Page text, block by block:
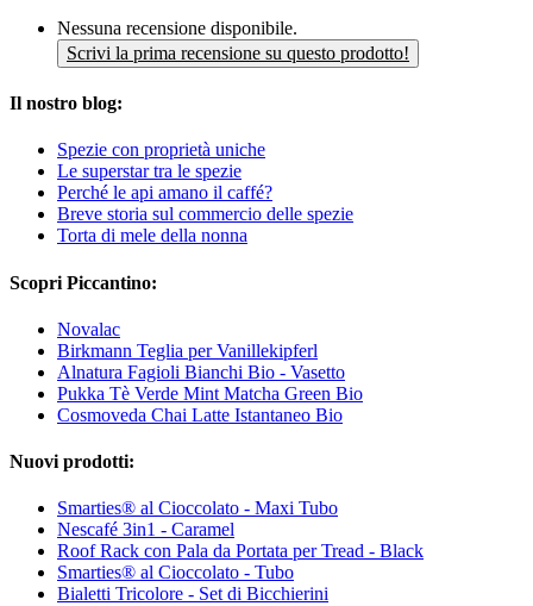
Nessuna recensione disponibile.
Scrivi la prima recensione su questo prodotto!
Il nostro blog:
Spezie con proprietà uniche
Le superstar tra le spezie
Perché le api amano il caffé?
Breve storia sul commercio delle spezie
Torta di mele della nonna
Scopri Piccantino:
Novalac
Birkmann Teglia per Vanillekipferl
Alnatura Fagioli Bianchi Bio - Vasetto
Pukka Tè Verde Mint Matcha Green Bio
Cosmoveda Chai Latte Istantaneo Bio
Nuovi prodotti:
Smarties® al Cioccolato - Maxi Tubo
Nescafé 3in1 - Caramel
Roof Rack con Pala da Portata per Tread - Black
Smarties® al Cioccolato - Tubo
Bialetti Tricolore - Set di Bicchierini